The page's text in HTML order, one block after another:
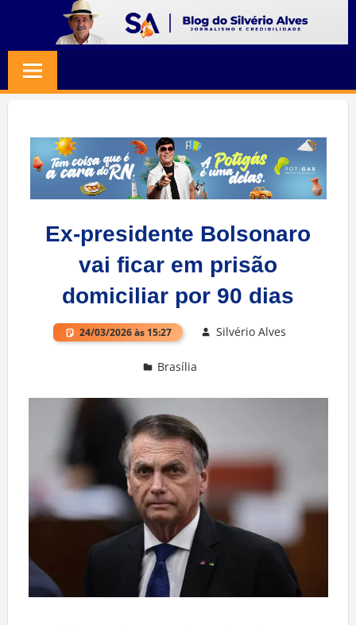
content
SILVERIO
ALVES
Jornalismo
Credibilidade
Ex-presidente Bolsonaro
vai ficar em prisão
domiciliar por 90 dias
24/03/2026 às 15:27 Silvério Alves
Brasília